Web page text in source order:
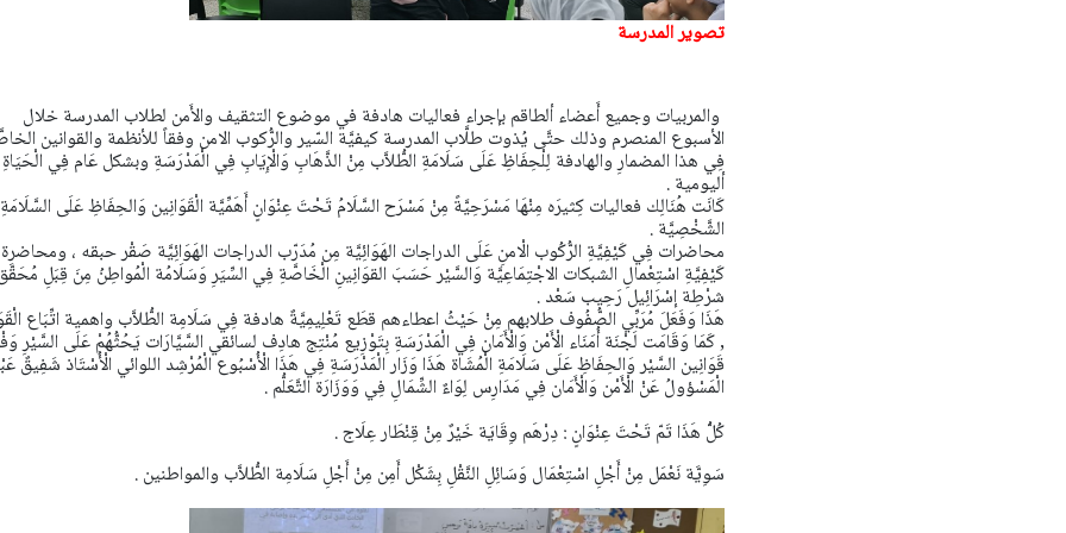
تصوير المدرسة
والمربيات وجميع أَعضاء ألطاقم بإجراء فعاليات هادفة في موضوع التثقيف والأَمن لطلاب المدرسة خلال
الأسبوع المنصرم وذلك حتَّى يُذوت طلَّاب المدرسة كيفيَّة السّير والرُّكوب الامن وفقاً للأنظمة والقوانين
فِي هذا المضمارِ والهادفة لِلْحِفَاظِ عَلَى سَلَامَةِ الطُّلاَّب مِنْ الذَّهَابِ وَالْإِيَابِ فِي الْمَدْرَسَةِ وبشكل عَام فِي الْحَيَاةِ
ألیومیة .
كَانَت هُنَالِك فعاليات كِثيرَه مِنْهَا مَسْرَحِيَّةً مِنْ مَسْرَح السَّلَامُ تَحْتَ عِنْوَانٍ أَهَمِّيَّة الْقَوَانِين وَالحِفَاظِ عَلَى السَّلَامَةِ
الشَّخْصِيَّة .
محاضرات فِي كَيْفِيَّةِ الرُّكُوب الْامنِ عَلَى الدراجات الهَوَائِيَّة مِن مُدَرّب الدراجات الهَوَائِيَّة صَقْر حبقه ،
كَيْفِيَّةِ اسْتِعْمالِ الشبكات الاجْتِمَاعِيَّة وَالسَّيْر حَسَبَ القوَانِينِ الْخَاصَّةِ فِي السِّيَرِ وَسَلَامُة الْمُواطِنُ مِنَ قِبَلِ
شرْطِة إسْرَائِيل رَحِيب سَعْد .
هَذَا وَفَعَلَ مُرَبِّي الصُّفُوف طلابهم مِنْ حَيْثُ اعطاءهم قطَع تَعْلِيمِيَّةٌ هادفة فِي سَلَامِة الطُّلاَّب واهمية اتِّبَاع
, كَمَا وَقَامَت لَجْنَة أُمَنَاء الْأَمْن وَالْأَمَان فِي الْمَدْرَسَةِ بِتَوْزِيع مُنْتِج هادِف لسائقي السَّيَّارَات يَحُثُّهُمْ عَلَى السَّيْرِ
قَوَانِين السَّيْر وَالحِفَاظِ عَلَى سَلَامَةِ الْمُشَاة هَذَا وَزَار الْمَدْرَسَةِ فِي هَذَا الْأُسْبُوع الْمُرْشِد اللوائي الْأُسْتَاذ شَفِيقٌ
الْمَسْؤولُ عَنْ الْأَمْن وَالْأَمَان فِي مَدَارِس لِوَاءٌ الشِّمَالِ فِي وَوَزَارَة التَّعَلُّم .
كُلُّ هَذَا تَمّ تَحْتَ عِنْوَانٍ : دِرْهَم وِقَايَة خَيْرٌ مِنْ قِنْطَار عِلَاج .
سَوِيَّة نَعْمَل مِنْ أَجْلِ اسْتِعْمَال وَسَائِلِ النَّقْلِ بِشَكْل أَمِن مِنْ أَجْلِ سَلَامِة الطُّلاَّب والمواطنين .